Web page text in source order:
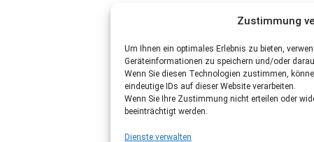
Zustimmung
Um Ihnen ein optimales Erlebnis zu bieten,
Geräteinformationen zu speichern und/oder
Wenn Sie diesen Technologien zustimmen,
eindeutige IDs auf dieser Website verarbeiten.
Wenn Sie Ihre Zustimmung nicht erteilen oder
beeinträchtigt werden.
Dienste verwalten